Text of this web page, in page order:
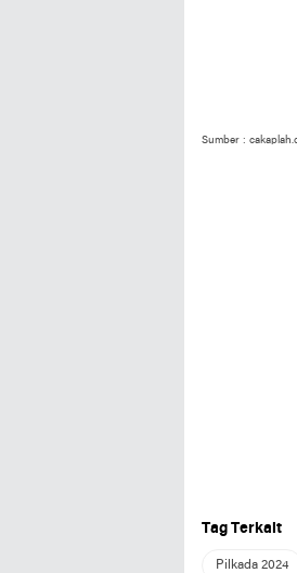
Sumber :
Tag Terkait
Pilkada 2024